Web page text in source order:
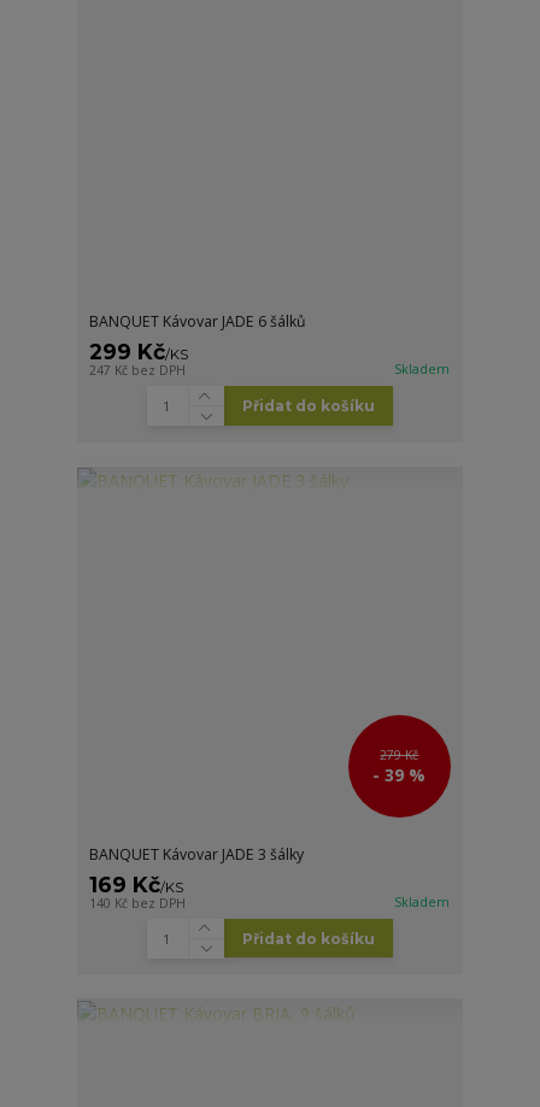
BANQUET Kávovar JADE 6 šálků
299 Kč/KS
247 Kč bez DPH Skladem
Přidat do košíku
279 Kč
- 39 %
BANQUET Kávovar JADE 3 šálky
169 Kč/KS
140 Kč bez DPH Skladem
Přidat do košíku